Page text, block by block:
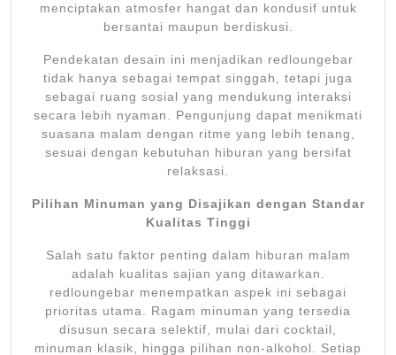
menciptakan atmosfer hangat dan kondusif untuk
bersantai maupun berdiskusi.
Pendekatan desain ini menjadikan redloungebar
tidak hanya sebagai tempat singgah, tetapi juga
sebagai ruang sosial yang mendukung interaksi
secara lebih nyaman. Pengunjung dapat menikmati
suasana malam dengan ritme yang lebih tenang,
sesuai dengan kebutuhan hiburan yang bersifat
relaksasi.
Pilihan Minuman yang Disajikan dengan Standar
Kualitas Tinggi
Salah satu faktor penting dalam hiburan malam
adalah kualitas sajian yang ditawarkan.
redloungebar menempatkan aspek ini sebagai
prioritas utama. Ragam minuman yang tersedia
disusun secara selektif, mulai dari cocktail,
minuman klasik, hingga pilihan non-alkohol. Setiap